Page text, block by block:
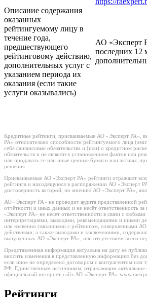
Описание содержания
оказанных
рейтингуемому лицу в
течение года,
предшествующего
рейтинговому действию,
дополнительных услуг с
указанием периода их
оказания (если такие
услуги оказывались)
АО «Эксперт
последних 12
Кредитные рейтинги, присваиваемые АО «Эксперт РА»,
РА» относительно способности рейтингуемого лица
себя финансовые обязательства и (или) о кредитном
обязательств и не являются установлением фактов или
или продавать те или иные ценные бумаги или активы,
решения.
Присваиваемые АО «Эксперт РА» рейтинги отражают
рейтинга и находящуюся в распоряжении АО «Эксперт
достоверность которой, по мнению АО «Эксперт РА»,
АО «Эксперт РА» не проводит аудита представленной
отчётности и иных данных и не несёт ответственность
«Эксперт РА» не несет ответственности в связи с любыми
интерпретациями, выводами, рекомендациями и иными
или косвенно связанными с рейтингом, совершенными
действиями, а также выводами и заключениями,
выпущенных АО «Эксперт РА», или отсутствием всего
Представленная информация актуальна на дату её
вносить изменения в представленную информацию без
если иное не определено договором с контрагентом или
РФ. Единственным источником, отражающим актуальное
официальный интернет-сайт АО «Эксперт РА»
Рейтинги